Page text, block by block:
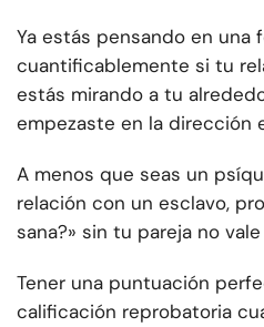
Ya estás pensando en una
cuantificablemente si tu
estás mirando a tu
empezaste en la dirección
A menos que seas un
relación con un esclavo,
sana?» sin tu pareja no
Tener una puntuación
calificación reprobatoria